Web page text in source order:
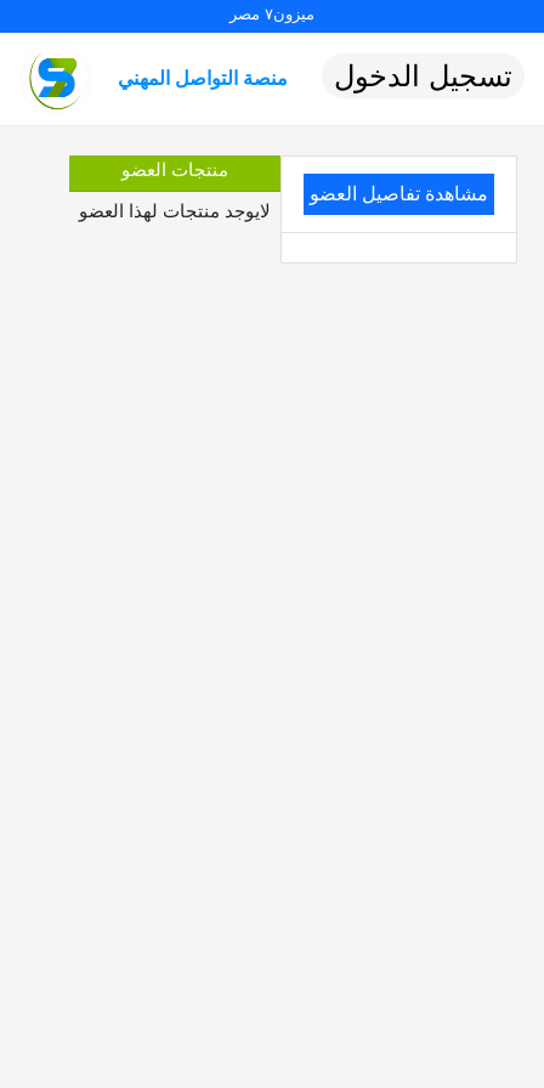
ميزون٧ مصر
منصة التواصل المهني تسجيل الدخول
مشاهدة تفاصيل العضو
منتجات العضو
لايوجد منتجات لهذا العضو